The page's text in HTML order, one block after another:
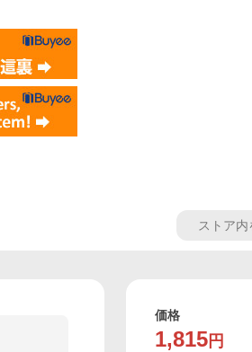
価格
1,815 円